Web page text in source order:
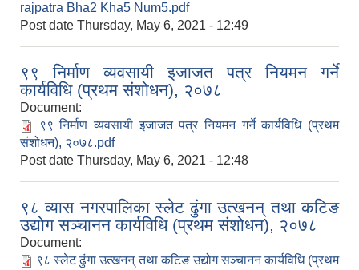
rajpatra Bha2 Kha5 Num5.pdf
Post date Thursday, May 6, 2021 - 12:49
९९ निर्माण व्यवसायी इजाजत पत्र नियमन गर्ने
कार्यविधि (प्रथम संशोधन), २०७८
Document:
९९ निर्माण व्यवसायी इजाजत पत्र नियमन गर्ने कार्यविधि (प्रथम
संशोधन), २०७८.pdf
Post date Thursday, May 6, 2021 - 12:48
९८ व्यास नगरपालिका स्लेट ढुंगा उत्खनन् तथा कटिङ
उद्योग सञ्चानन कार्यविधि (प्रथम संशोधन), २०७८
Document:
९८ स्लेट ढुंगा उत्खनन् तथा कटिङ उद्योग सञ्चानन कार्यविधि (प्रथम